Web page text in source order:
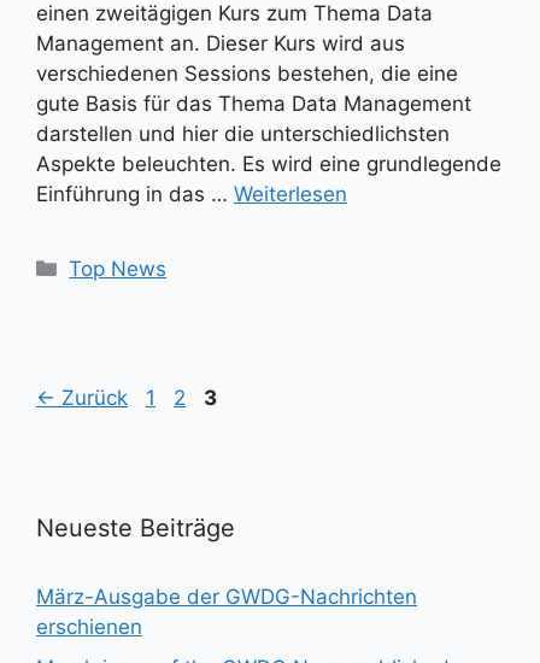
einen zweitägigen Kurs zum Thema Data
Management an. Dieser Kurs wird aus
verschiedenen Sessions bestehen, die eine
gute Basis für das Thema Data Management
darstellen und hier die unterschiedlichsten
Aspekte beleuchten. Es wird eine grundlegende
Einführung in das … Weiterlesen
Kategorien
Top News
← Zurück Seite
1 Seite
2 Seite
3
Neueste Beiträge
März-Ausgabe der GWDG-Nachrichten
erschienen